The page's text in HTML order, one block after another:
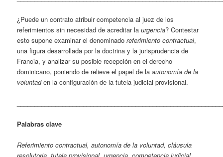
¿Puede un contrato atribuir competencia al juez de los
referimientos sin necesidad de acreditar laurgencia? Contestar
esto supone examinar el denominadoreferimiento contractual,
una figura desarrollada por la doctrina y la jurisprudencia de
Francia, y analizar su posible recepción en el derecho
dominicano, poniendo de relieve el papel de laautonomía de la
voluntaden la configuración de la tutela judicial provisional.
Palabras clave
Referimiento contractual, autonomía de la voluntad, cláusula